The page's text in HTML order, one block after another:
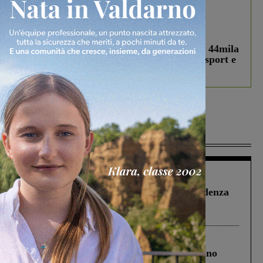
In vetrina 3 Agosto 2026
Estra Notizie agosto: Smart Cities, oltre 44mila
studenti coinvolti, torna il bando per lo sport e
debutta il podcast Estrair
Più lette
Figline Incisa Valdarno 1 Agosto 2026
Piscina di Figline finanziata oltre la scadenza
Pnrr, il gruppo di Fratelli d’Italia: “Un
ringraziamento al Governo”
Cronaca 4 Agosto 2026
Un anno fa la strage in A1 in cui morirono